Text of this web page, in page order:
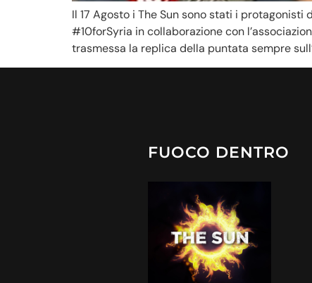
Il 17 Agosto i The Sun sono stati i
#10forSyria in collaborazione con
trasmessa la replica della puntata sempre
FUOCO DENTRO